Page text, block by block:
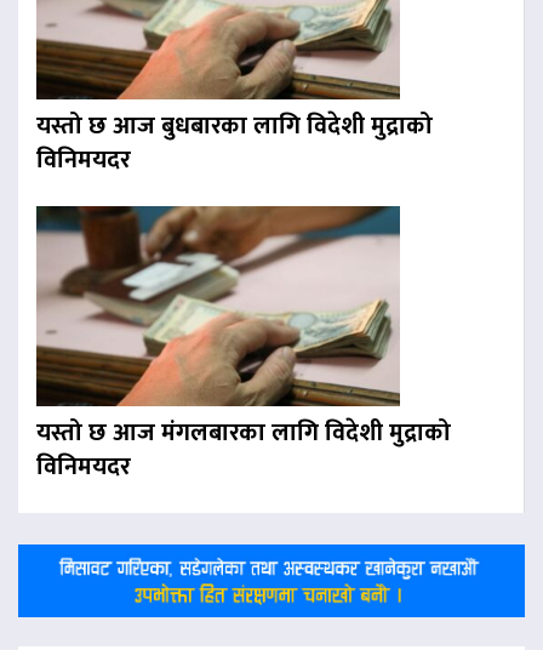
यस्तो छ आज बुधबारका लागि विदेशी मुद्राको
विनिमयदर
यस्तो छ आज मंगलबारका लागि विदेशी मुद्राको
विनिमयदर